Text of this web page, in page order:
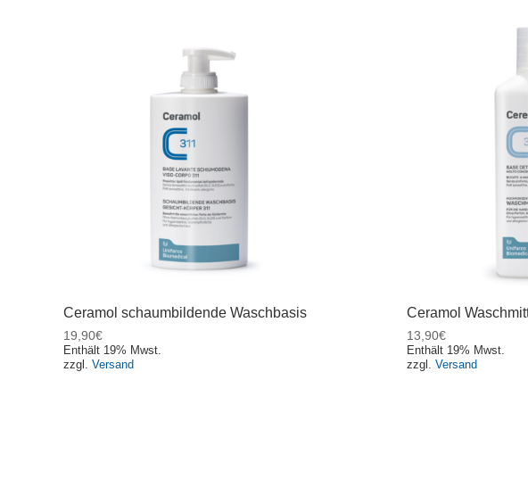
Ceramol schaumbildende Waschbasis
19,90€
Enthält 19% Mwst.
zzgl. Versand
Ceramol
13,90€
Enthält 19% Mwst.
zzgl. Versand